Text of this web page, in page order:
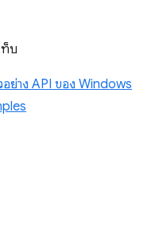
อย่าง API ของ Windows